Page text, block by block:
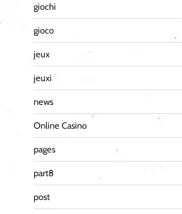
giochi
gioco
jeux
jeuxi
news
Online Casino
pages
part8
post